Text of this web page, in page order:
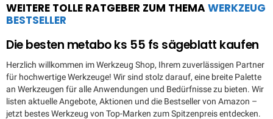
WEITERE TOLLE RATGEBER ZUM THEMAWERKZEUG
BESTSELLER
Die besten metabo ks 55 fs sägeblatt kaufen
Herzlich willkommen im Werkzeug Shop, Ihrem zuverlässigen Partner
für hochwertige Werkzeuge! Wir sind stolz darauf, eine breite Palette
an Werkzeugen für alle Anwendungen und Bedürfnisse zu bieten. Wir
listen aktuelle Angebote, Aktionen und die Bestseller von Amazon –
jetzt bestes Werkzeug von Top-Marken zum Spitzenpreis entdecken.